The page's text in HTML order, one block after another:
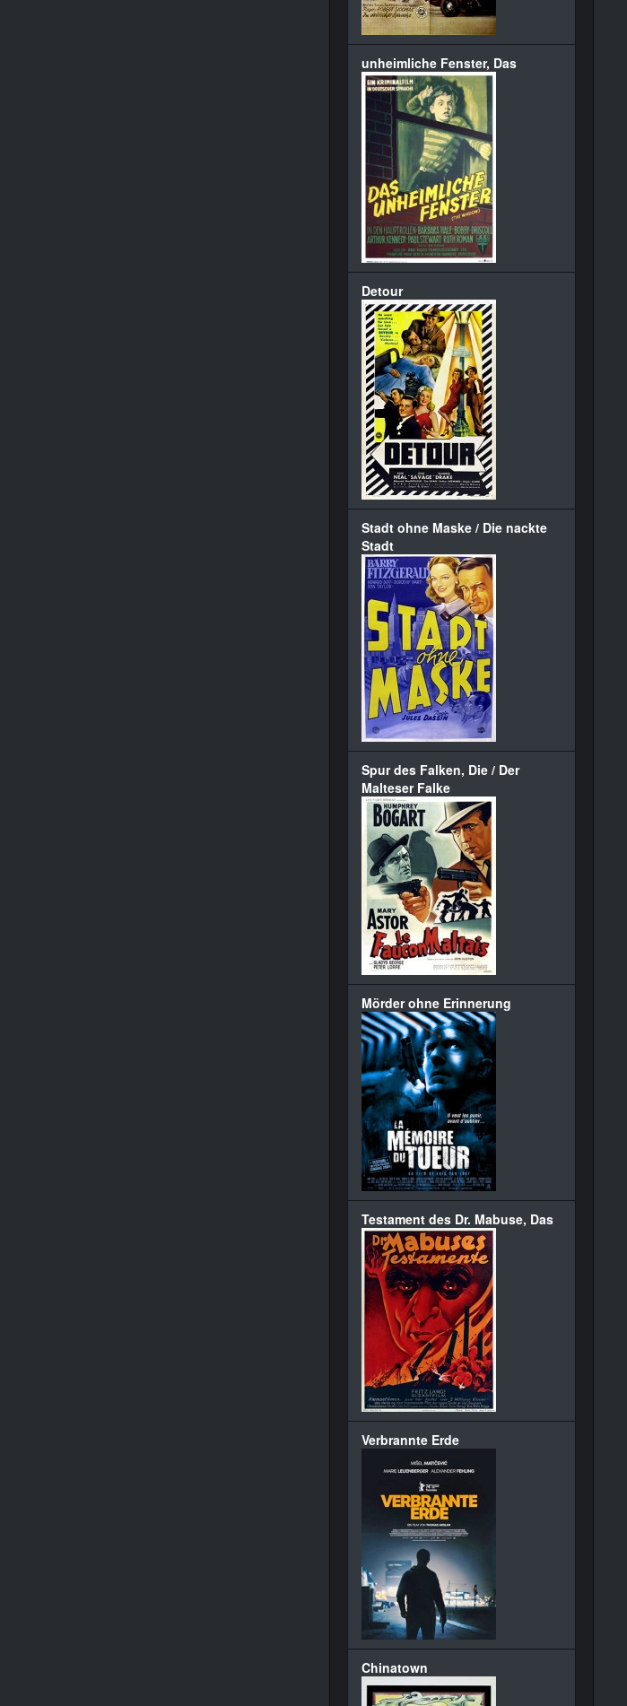
unheimliche Fenster, Das
Detour
Stadt ohne Maske / Die nackte
Stadt
Spur des Falken, Die / Der
Malteser Falke
Mörder ohne Erinnerung
Testament des Dr. Mabuse, Das
Verbrannte Erde
Chinatown